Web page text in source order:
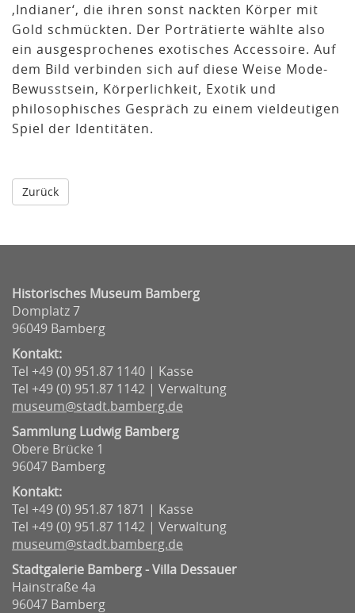
‚Indianer‘, die ihren sonst nackten Körper mit
Gold schmückten. Der Porträtierte wählte also
ein ausgesprochenes exotisches Accessoire. Auf
dem Bild verbinden sich auf diese Weise Mode-
Bewusstsein, Körperlichkeit, Exotik und
philosophisches Gespräch zu einem vieldeutigen
Spiel der Identitäten.
Historisches Museum Bamberg
Domplatz 7
96049 Bamberg
Kontakt:
Tel +49 (0) 951.87 1140 | Kasse
Tel +49 (0) 951.87 1142 | Verwaltung
museum@stadt.bamberg.de
Sammlung Ludwig Bamberg
Obere Brücke 1
96047 Bamberg
Kontakt:
Tel +49 (0) 951.87 1871 | Kasse
Tel +49 (0) 951.87 1142 | Verwaltung
museum@stadt.bamberg.de
Stadtgalerie Bamberg - Villa Dessauer
Hainstraße 4a
96047 Bamberg